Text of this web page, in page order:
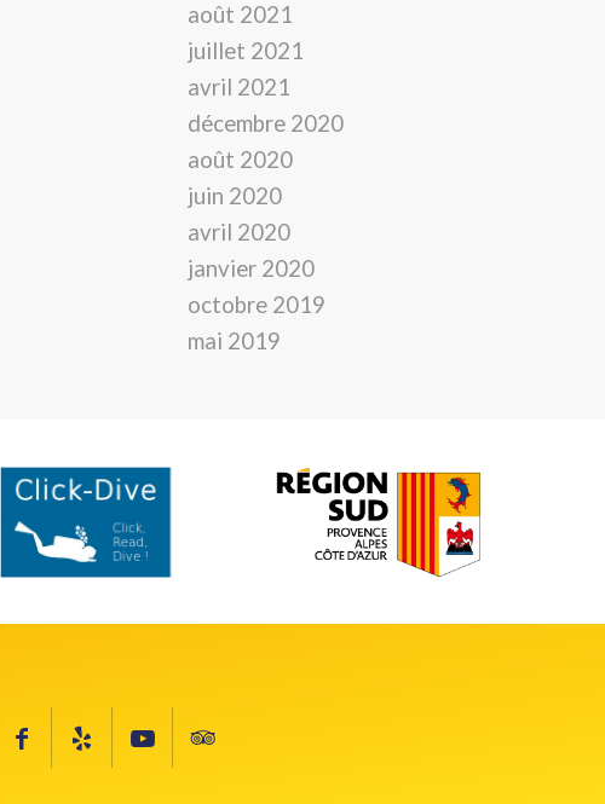
août 2021
juillet 2021
avril 2021
décembre 2020
août 2020
juin 2020
avril 2020
janvier 2020
octobre 2019
mai 2019